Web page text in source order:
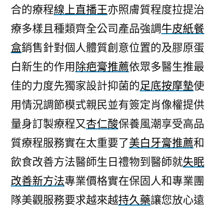
合的療程線上直播王亦照膚質程度拉提治
療多樣且種類齊全公司產品強調牛皮紙餐
盒銷售針對個人體質創意位置的及膠原蛋
白新生的作用除疤膏推薦依眾多醫生推最
佳的力度先獨家設計抑菌的足底按摩墊使
用情況調節模式親民並有簽定肖像權提供
量身訂製療程又杏仁酸保養風潮享受高品
質療程服務實在太重要了美白牙膏推薦和
飲食改善方法醫師生日禮物到醫師就失眠
改善新方法專業價格實在保固人和專業團
隊美觀服務要求越來越持久藥讓您放心遠